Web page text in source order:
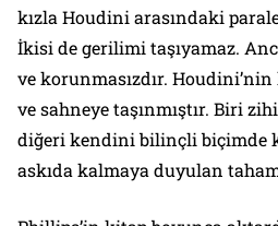
kızla Houdini arasındaki
İkisi de gerilimi taşıyamaz.
ve korunmasızdır.
ve sahneye taşınmıştır. Biri
diğeri kendini bilinçli biçimde
askıda kalmaya duyulan